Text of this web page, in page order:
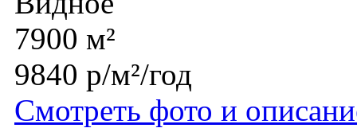
7900 м²
9840 р/м²/год
Смотреть фото и